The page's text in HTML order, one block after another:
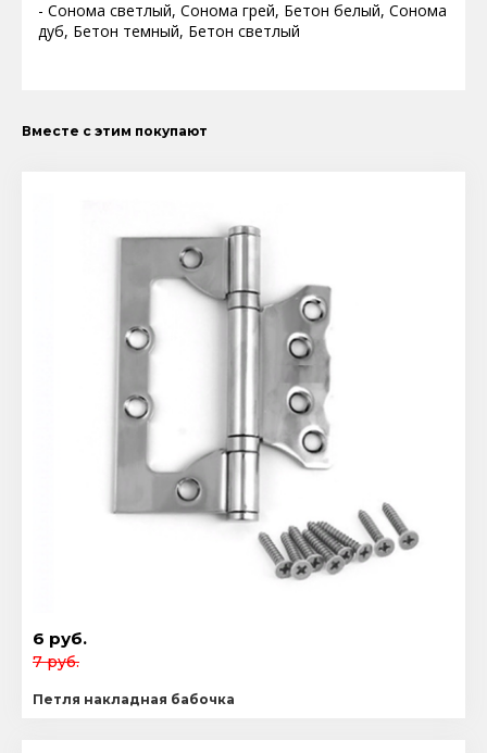
- Сонома светлый, Сонома грей, Бетон белый, Сонома
дуб, Бетон темный, Бетон светлый
Вместе с этим покупают
6 руб.
7 руб.
Петля накладная бабочка